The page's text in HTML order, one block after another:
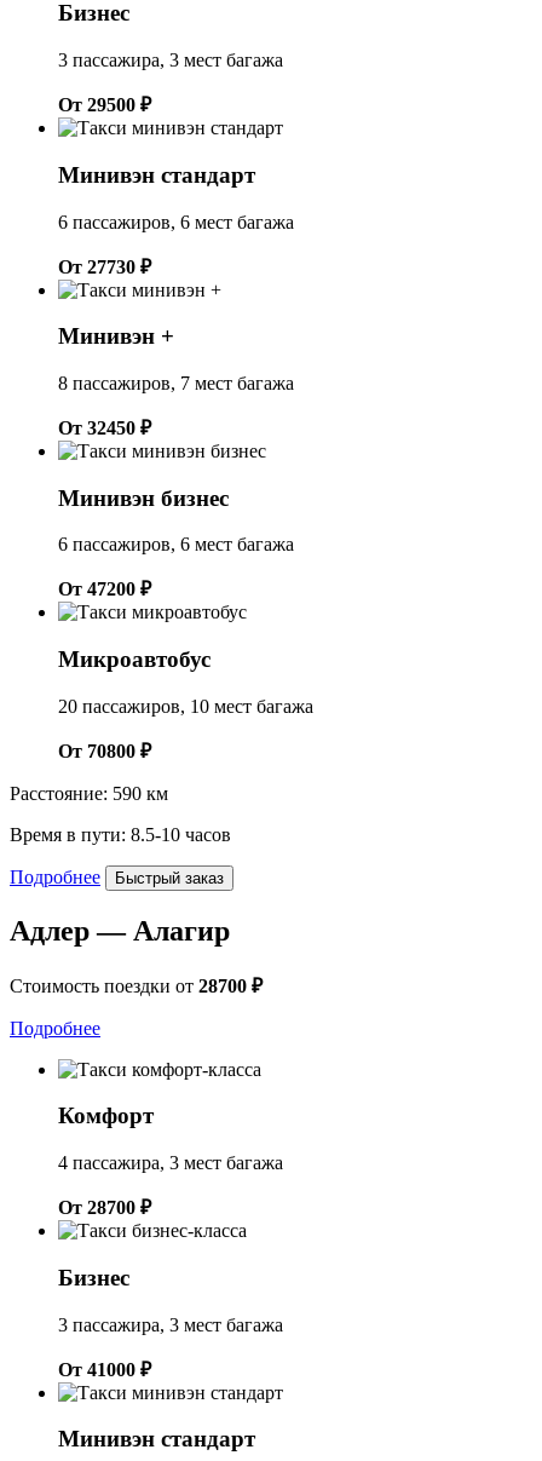
Бизнес
3 пассажира, 3 мест багажа
От 29500 ₽
Минивэн стандарт
6 пассажиров, 6 мест багажа
От 27730 ₽
Минивэн +
8 пассажиров, 7 мест багажа
От 32450 ₽
Минивэн бизнес
6 пассажиров, 6 мест багажа
От 47200 ₽
Микроавтобус
20 пассажиров, 10 мест багажа
От 70800 ₽
Расстояние: 590 км
Время в пути: 8.5-10 часов
Подробнее Быстрый заказ
Адлер — Алагир
Стоимость поездки от 28700 ₽
Подробнее
Комфорт
4 пассажира, 3 мест багажа
От 28700 ₽
Бизнес
3 пассажира, 3 мест багажа
От 41000 ₽
Минивэн стандарт